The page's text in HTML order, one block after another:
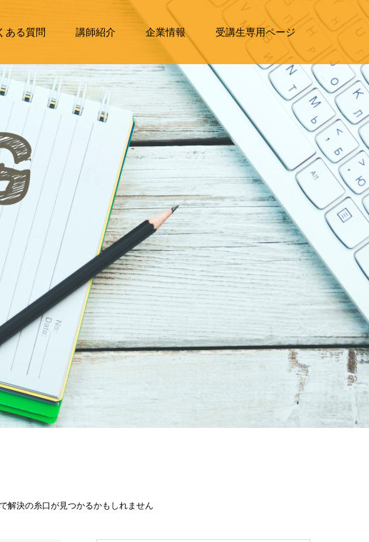
ある質問 講師紹介 企業情報 受講生専用ページ
解決の糸口が見つかるかもしれません